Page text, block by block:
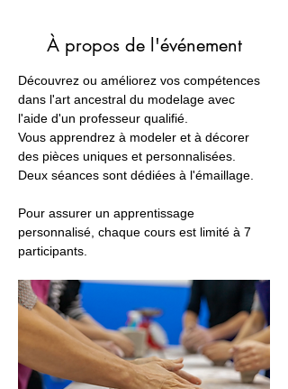
À propos de l'événement
Découvrez ou améliorez vos compétences
dans l'art ancestral du modelage avec
l'aide d'un professeur qualifié.
Vous apprendrez à modeler et à décorer
des pièces uniques et personnalisées.
Deux séances sont dédiées à l'émaillage.
Pour assurer un apprentissage
personnalisé, chaque cours est limité à 7
participants.